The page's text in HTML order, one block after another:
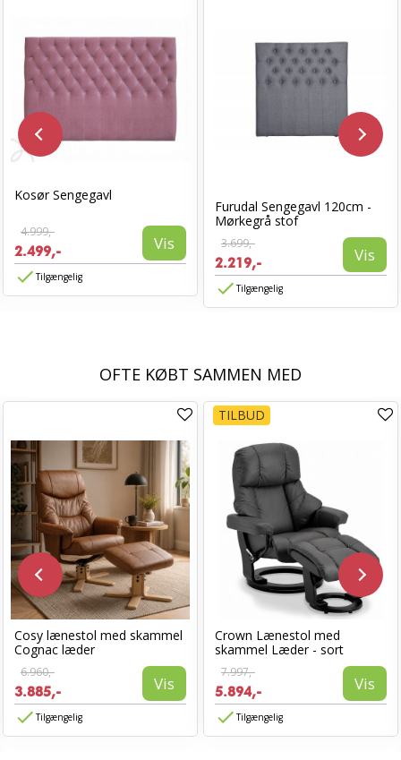
Kosør Sengegavl
4.999,-
2.499,- Vis
Tilgængelig
Furudal Sengegavl 120cm -
Mørkegrå stof
3.699,-
2.219,- Vis
Tilgængelig
OFTE KØBT SAMMEN MED
Cosy lænestol med skammel
Cognac læder
6.960,-
3.885,- Vis
Tilgængelig
TILBUD
Crown Lænestol med
skammel Læder - sort
7.997,-
5.894,- Vis
Tilgængelig